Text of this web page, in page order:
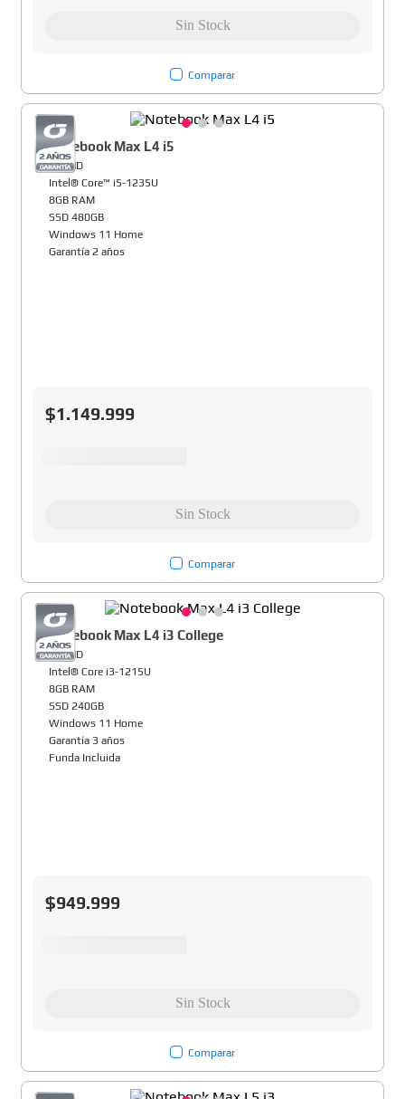
Comparar
Notebook Max L4 i5
14" HD
Intel® Core™ i5-1235U
8GB RAM
SSD 480GB
Windows 11 Home
Garantía 2 años
$1.149.999
Comparar
Notebook Max L4 i3 College
14" HD
Intel® Core i3-1215U
8GB RAM
SSD 240GB
Windows 11 Home
Garantía 3 años
Funda Incluida
$949.999
Comparar